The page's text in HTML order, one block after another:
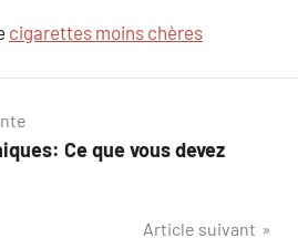
cigarettes moins chères
Ce que vous devez
Article suivant